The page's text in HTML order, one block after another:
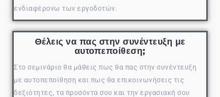
ενδιαφέρονω των εργοδοτών.
Θέλεις να πας στην συνέντευξη με
αυτοπεποίθεση;
Στο σεμινάριο θα μάθεις πως θα πας στην συνέντευξη
με αυτοπεποίθηση και πως θα επικοινωνήσεις τις
δεξιότητες, τα προσόντα σου και την εργασιακή σου